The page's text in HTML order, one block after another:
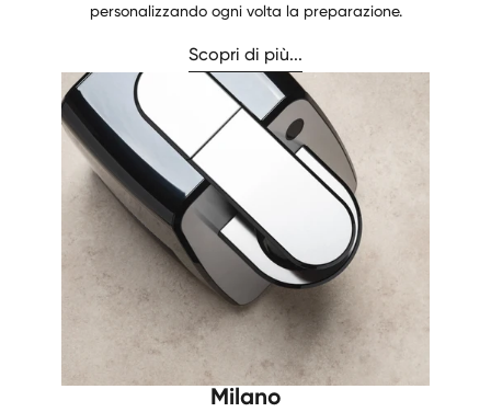
personalizzando ogni volta la preparazione.
Scopri di più...
Milano